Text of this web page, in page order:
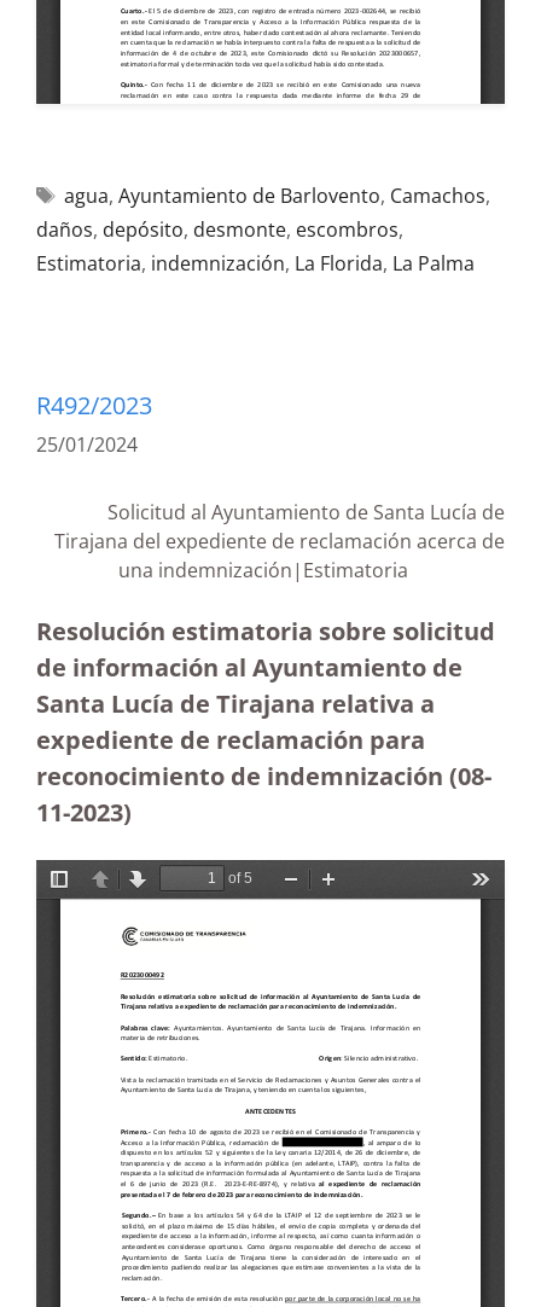
agua, Ayuntamiento de Barlovento, Camachos,
daños, depósito, desmonte, escombros,
Estimatoria, indemnización, La Florida, La Palma
R492/2023
25/01/2024
Solicitud al Ayuntamiento de Santa Lucía de
Tirajana del expediente de reclamación acerca de
una indemnización|Estimatoria
Resolución estimatoria sobre solicitud
de información al Ayuntamiento de
Santa Lucía de Tirajana relativa a
expediente de reclamación para
reconocimiento de indemnización (08-
11-2023)